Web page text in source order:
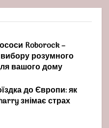
Roborock –
вибору розумного
вашого дому
до Європи: як
знімає страх